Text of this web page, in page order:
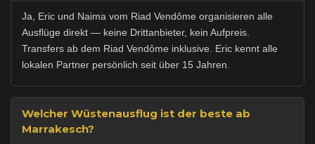
Ja, Eric und Naima vom Riad Vendôme organisieren alle
Ausflüge direkt — keine Drittanbieter, kein Aufpreis.
Transfers ab dem Riad Vendôme inklusive. Eric kennt alle
lokalen Partner persönlich seit über 15 Jahren.
Welcher Wüstenausflug ist der beste ab
Marrakesch?